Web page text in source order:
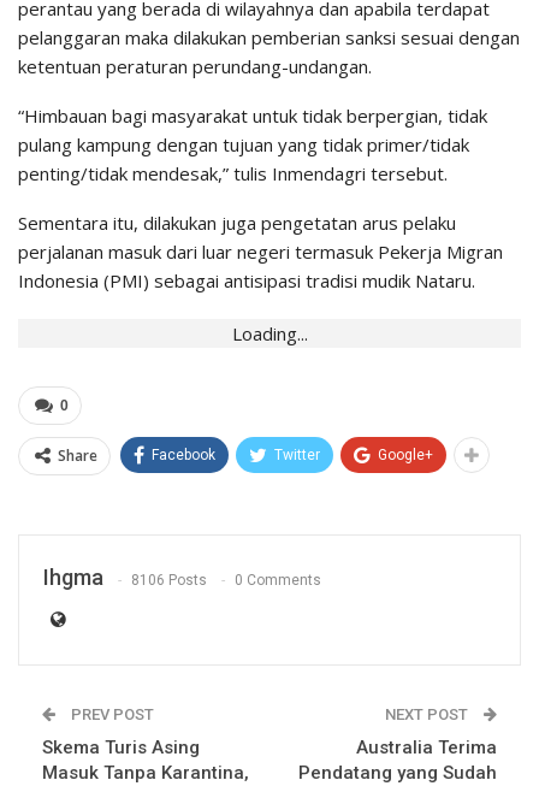
perantau yang berada di wilayahnya dan apabila terdapat
pelanggaran maka dilakukan pemberian sanksi sesuai dengan
ketentuan peraturan perundang-undangan.
“Himbauan bagi masyarakat untuk tidak berpergian, tidak
pulang kampung dengan tujuan yang tidak primer/tidak
penting/tidak mendesak,” tulis Inmendagri tersebut.
Sementara itu, dilakukan juga pengetatan arus pelaku
perjalanan masuk dari luar negeri termasuk Pekerja Migran
Indonesia (PMI) sebagai antisipasi tradisi mudik Nataru.
Loading...
0
Share Facebook Twitter Google+
Ihgma 8106 Posts 0 Comments
PREV POST
Skema Turis Asing
Masuk Tanpa Karantina,
NEXT POST
Australia Terima
Pendatang yang Sudah